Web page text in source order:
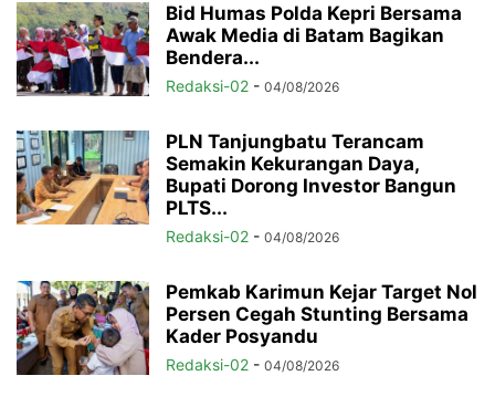
Bid Humas Polda Kepri Bersama
Awak Media di Batam Bagikan
Bendera...
Redaksi-02 - 04/08/2026
PLN Tanjungbatu Terancam
Semakin Kekurangan Daya,
Bupati Dorong Investor Bangun
PLTS...
Redaksi-02 - 04/08/2026
Pemkab Karimun Kejar Target Nol
Persen Cegah Stunting Bersama
Kader Posyandu
Redaksi-02 - 04/08/2026